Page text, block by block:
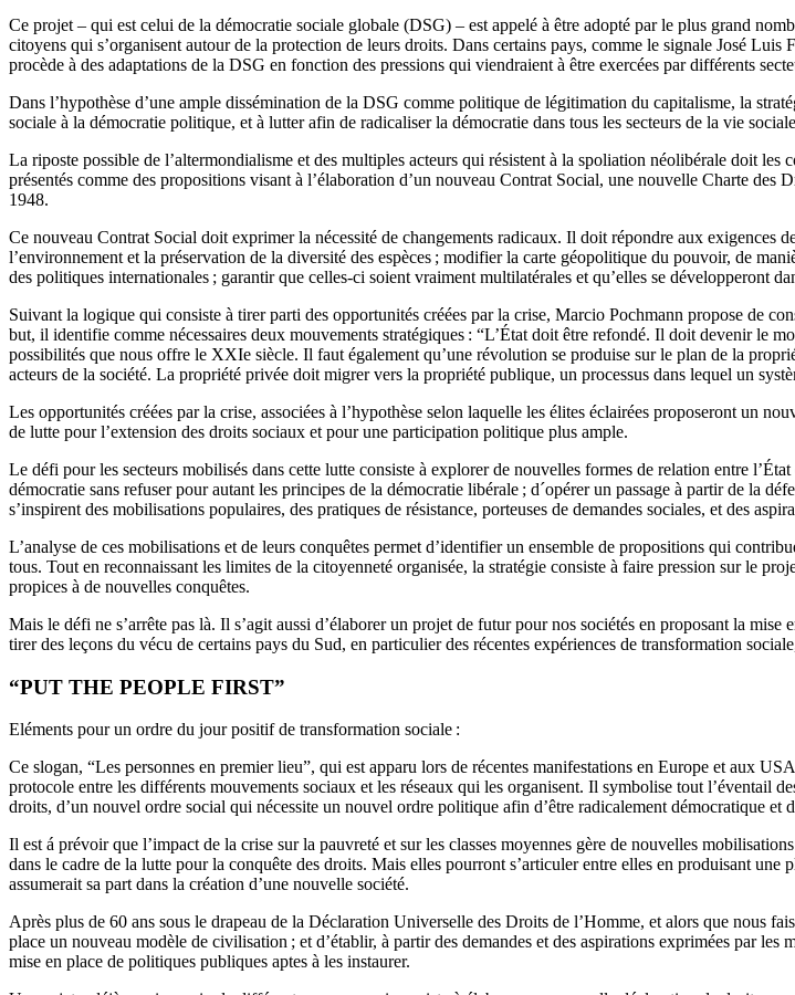
Ce projet – qui est celui de la démocratie sociale globale (DSG) – est appelé à être adopté par le plus grand
citoyens qui s’organisent autour de la protection de leurs droits. Dans certains pays, comme le signale José
procède à des adaptations de la DSG en fonction des pressions qui viendraient à être exercées par différents
Dans l’hypothèse d’une ample dissémination de la DSG comme politique de légitimation du capitalisme, la
sociale à la démocratie politique, et à lutter afin de radicaliser la démocratie dans tous les secteurs de la vie
La riposte possible de l’altermondialisme et des multiples acteurs qui résistent à la spoliation néolibérale doit
présentés comme des propositions visant à l’élaboration d’un nouveau Contrat Social, une nouvelle Charte
1948.
Ce nouveau Contrat Social doit exprimer la nécessité de changements radicaux. Il doit répondre aux exigences
l’environnement et la préservation de la diversité des espèces ; modifier la carte géopolitique du pouvoir, de
des politiques internationales ; garantir que celles-ci soient vraiment multilatérales et qu’elles se développeront
Suivant la logique qui consiste à tirer parti des opportunités créées par la crise, Marcio Pochmann propose de
but, il identifie comme nécessaires deux mouvements stratégiques : “L’État doit être refondé. Il doit devenir le
possibilités que nous offre le XXIe siècle. Il faut également qu’une révolution se produise sur le plan de la
acteurs de la société. La propriété privée doit migrer vers la propriété publique, un processus dans lequel un
Les opportunités créées par la crise, associées à l’hypothèse selon laquelle les élites éclairées proposeront un
de lutte pour l’extension des droits sociaux et pour une participation politique plus ample.
Le défi pour les secteurs mobilisés dans cette lutte consiste à explorer de nouvelles formes de relation entre
démocratie sans refuser pour autant les principes de la démocratie libérale ; d´opérer un passage à partir de la
s’inspirent des mobilisations populaires, des pratiques de résistance, porteuses de demandes sociales, et des
L’analyse de ces mobilisations et de leurs conquêtes permet d’identifier un ensemble de propositions qui
tous. Tout en reconnaissant les limites de la citoyenneté organisée, la stratégie consiste à faire pression sur le
propices à de nouvelles conquêtes.
Mais le défi ne s’arrête pas là. Il s’agit aussi d’élaborer un projet de futur pour nos sociétés en proposant la
tirer des leçons du vécu de certains pays du Sud, en particulier des récentes expériences de transformation
“PUT THE PEOPLE FIRST”
Eléments pour un ordre du jour positif de transformation sociale :
Ce slogan, “Les personnes en premier lieu”, qui est apparu lors de récentes manifestations en Europe et aux
protocole entre les différents mouvements sociaux et les réseaux qui les organisent. Il symbolise tout l’éventail
droits, d’un nouvel ordre social qui nécessite un nouvel ordre politique afin d’être radicalement démocratique et
Il est á prévoir que l’impact de la crise sur la pauvreté et sur les classes moyennes gère de nouvelles
dans le cadre de la lutte pour la conquête des droits. Mais elles pourront s’articuler entre elles en produisant
assumerait sa part dans la création d’une nouvelle société.
Après plus de 60 ans sous le drapeau de la Déclaration Universelle des Droits de l’Homme, et alors que nous
place un nouveau modèle de civilisation ; et d’établir, à partir des demandes et des aspirations exprimées par
mise en place de politiques publiques aptes à les instaurer.